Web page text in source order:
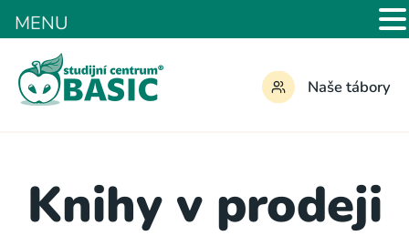
Naše tábory
Knihy v prodeji
MENU